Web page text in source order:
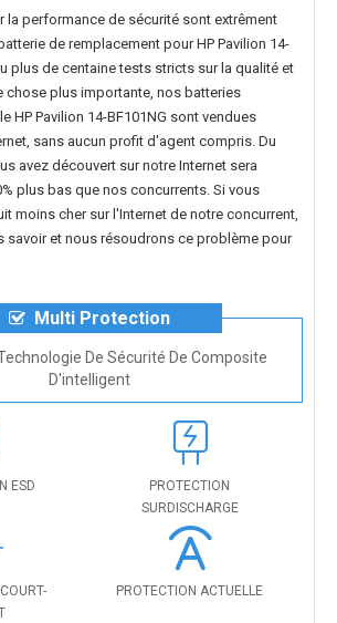
la performance de sécurité sont extrêment
batterie de remplacement pour HP Pavilion 14-
plus de centaine tests stricts sur la qualité et
chose plus importante, nos batteries
HP Pavilion 14-BF101NG sont vendues
sans aucun profit d'agent compris. Du
avez découvert sur notre Internet sera
plus bas que nos concurrents. Si vous
moins cher sur l'Internet de notre concurrent,
savoir et nous résoudrons ce problème pour
Multi Protection
De Sécurité De Composite
D'intelligent
ESD
PROTECTION
SURDISCHARGE
PROTECTION ACTUELLE